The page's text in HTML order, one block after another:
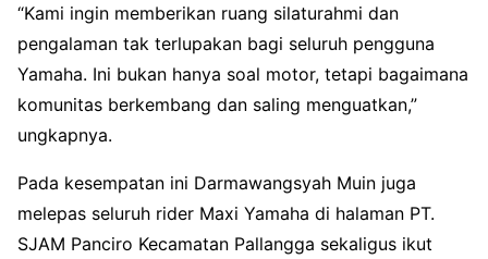
“Kami ingin memberikan ruang silaturahmi dan
pengalaman tak terlupakan bagi seluruh pengguna
Yamaha. Ini bukan hanya soal motor, tetapi bagaimana
komunitas berkembang dan saling menguatkan,”
ungkapnya.
Pada kesempatan ini Darmawangsyah Muin juga
melepas seluruh rider Maxi Yamaha di halaman PT.
SJAM Panciro Kecamatan Pallangga sekaligus ikut